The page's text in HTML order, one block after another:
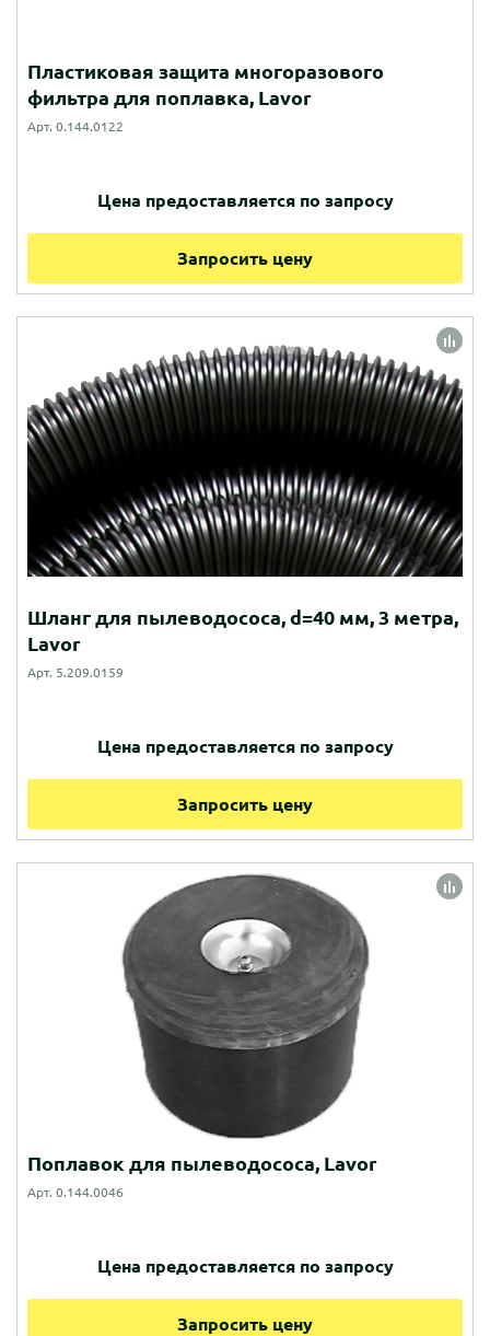
Пластиковая защита многоразового
фильтра для поплавка, Lavor
Арт. 0.144.0122
Цена предоставляется по запросу
Запросить цену
Шланг для пылеводососа, d=40 мм, 3 метра,
Lavor
Арт. 5.209.0159
Цена предоставляется по запросу
Запросить цену
Поплавок для пылеводососа, Lavor
Арт. 0.144.0046
Цена предоставляется по запросу
Запросить цену